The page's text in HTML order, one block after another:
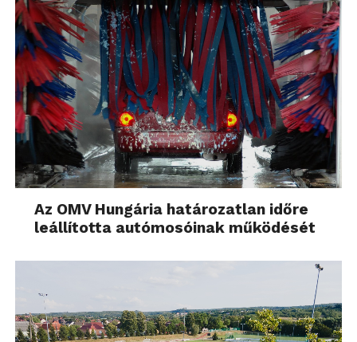
Az OMV Hungária határozatlan időre
leállította autómosóinak működését